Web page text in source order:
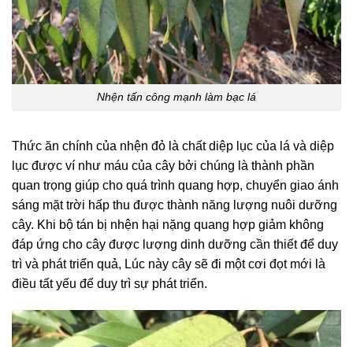
Nhện tấn công mạnh làm bạc lá
Thức ăn chính của nhện đỏ là chất diệp lục của lá và diệp
lục được ví như máu của cây bởi chúng là thành phần
quan trọng giúp cho quá trình quang hợp, chuyển giao ánh
sáng mặt trời hấp thu được thành năng lượng nuôi dưỡng
cây. Khi bộ tán bị nhện hại nặng quang hợp giảm không
đáp ứng cho cây được lượng dinh dưỡng cần thiết để duy
trì và phát triển quả, Lúc này cây sẽ đi một cơi đọt mới là
điều tất yếu để duy trì sự phát triển.